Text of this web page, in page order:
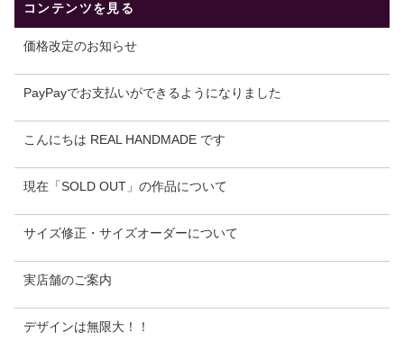
コンテンツを見る
価格改定のお知らせ
PayPayでお支払いができるようになりました
こんにちは REAL HANDMADE です
現在「SOLD OUT」の作品について
サイズ修正・サイズオーダーについて
実店舗のご案内
デザインは無限大！！